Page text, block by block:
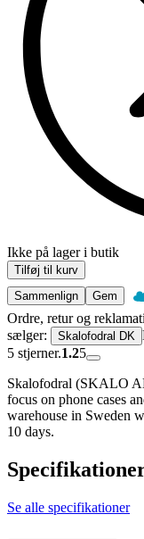
Ikke på lager i butik
Tilføj til kurv
Sammenlign
Gem
Ordre, retur og
sælger:
Skalofodral DK
5 stjerner.1.25
Skalofodral (SKALO
focus on phone cases
warehouse in Sweden
10 days.
Se alle specifikationer